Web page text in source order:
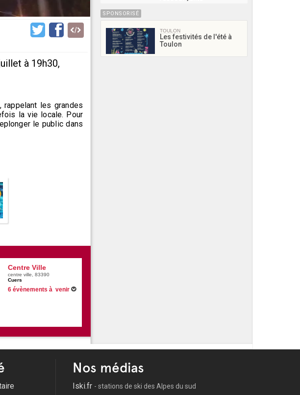
à 19h30,
rappelant les grandes
la vie locale. Pour
le public dans
Centre Ville
centre ville, 83390
Cuers
6 évènements à venir
SPONSORISÉ
TOULON
Les festivités de l'été à
Toulon
Nos médias
Iski.fr - stations de ski des Alpes du sud